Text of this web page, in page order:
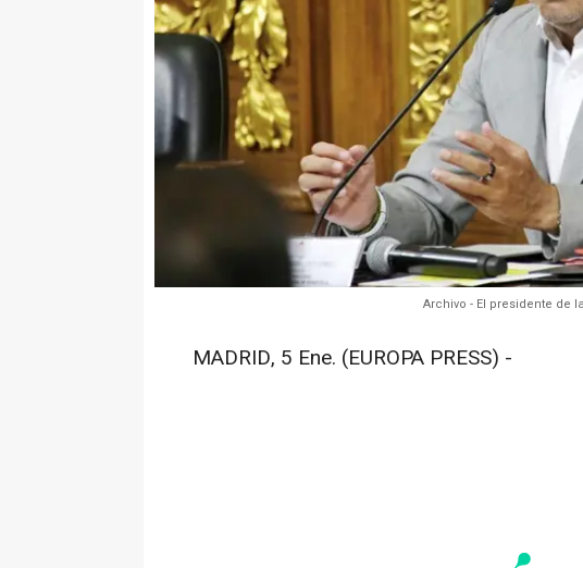
Archivo - El presidente de
MADRID, 5 Ene. (EUROPA PRESS) -